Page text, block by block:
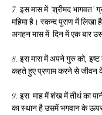
7. इस मास में 'श्रीमद भागवत'
महिमा है। स्कन्द पुराण में लिखा
अगहन मास में  दिन में एक बार
8. इस मास में अपने गुरु को, इष्ट
कहते हुए प्रणाम करने से जीवन
9. इस  माह में शंख में तीर्थ का
का स्थान है उसमें भगवान के